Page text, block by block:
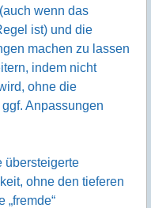
wenn das
ist) und die
machen zu lassen
indem nicht
ohne die
Anpassungen
übersteigerte
ohne den tieferen
„fremde“